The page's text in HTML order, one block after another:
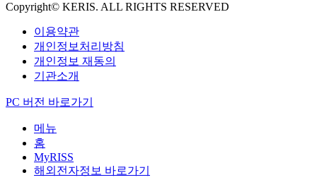
Copyright© KERIS. ALL RIGHTS RESERVED
이용약관
개인정보처리방침
개인정보 재동의
기관소개
PC 버전 바로가기
메뉴
홈
MyRISS
해외전자정보 바로가기